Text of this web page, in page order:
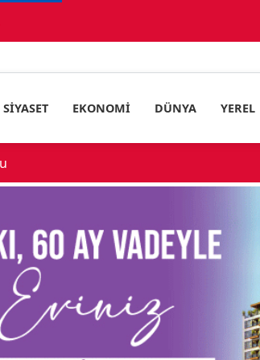
SIYASET EKONOMI DÜNYA YEREL